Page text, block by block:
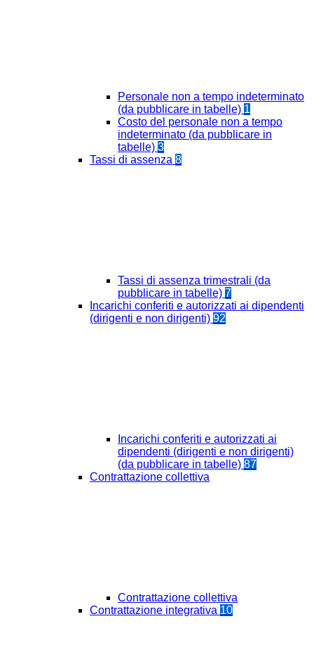
Personale non a tempo indeterminato
(da pubblicare in tabelle) 1
Costo del personale non a tempo
indeterminato (da pubblicare in
tabelle) 3
Tassi di assenza 8
Tassi di assenza trimestrali (da
pubblicare in tabelle) 7
Incarichi conferiti e autorizzati ai dipendenti
(dirigenti e non dirigenti) 92
Incarichi conferiti e autorizzati ai
dipendenti (dirigenti e non dirigenti)
(da pubblicare in tabelle) 87
Contrattazione collettiva
Contrattazione collettiva
Contrattazione integrativa 10